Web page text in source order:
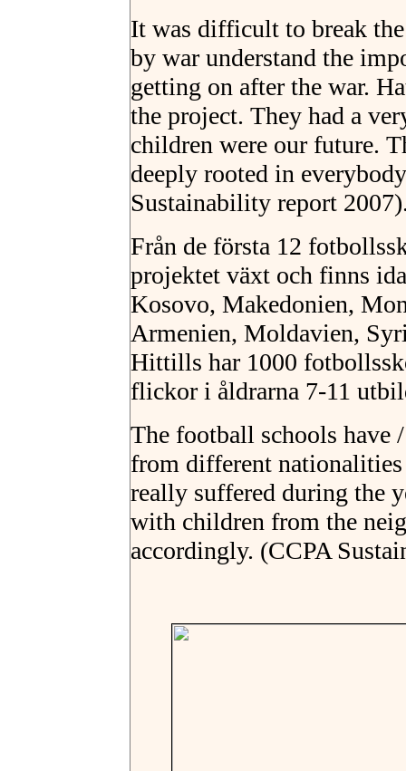
It was difficult to break
by war understand the
getting on after the war.
the project. They had a
children were our future.
deeply rooted in
Sustainability report
Från de första 12
projektet växt och finns
Kosovo, Makedonien,
Armenien, Moldavien,
Hittills har 1000
flickor i åldrarna 7-11
The football schools
from different
really suffered during the
with children from the
accordingly. (CCPA